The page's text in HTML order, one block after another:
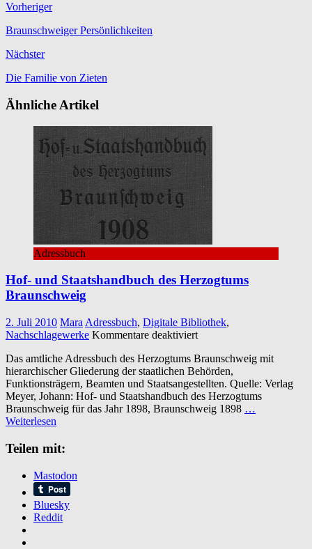
Vorheriger
Braunschweiger Persönlichkeiten
Nächster
Die Familie von Zieten
Ähnliche Artikel
Adressbuch
Hof- und Staatshandbuch des Herzogtums
Braunschweig
2. Juli 2010 Mara Adressbuch, Digitale Bibliothek,
Nachschlagewerke Kommentare deaktiviertfür
und
Staatshandbuch
des
Herzogtums
Braunschweig
Das amtliche Adressbuch des Herzogtums Braunschweig mit
hierarchischer Gliederung der staatlichen Behörden,
Funktionsträgern, Beamten und Staatsangestellten. Quelle: Verlag
Meyer, Johann: Hof- und Staatshandbuch des Herzogtums
Braunschweig für das Jahr 1898, Braunschweig 1898 …
Weiterlesen
Teilen mit:
Mastodon
Bluesky
Reddit